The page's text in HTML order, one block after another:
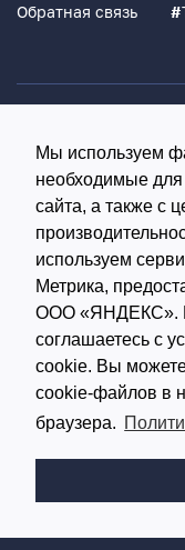
Мы используем
необходимые для
сайта, а также с
используем
Метрика,
ООО «ЯНДЕКС».
соглашаетесь с
cookie. Вы можете
cookie-файлов в
браузера.
Обратная связь #
Согласие на
16+
© Использование
письменного
Редакция портала:
Обратиться в Макс
Обратиться в
614002, г.Пермь,